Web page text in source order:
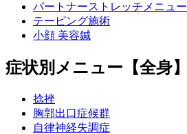
パートナーストレッチメニュー
テーピング施術
小顔 美容鍼
症状別メニュー【全身】
捻挫
胸郭出口症候群
自律神経失調症